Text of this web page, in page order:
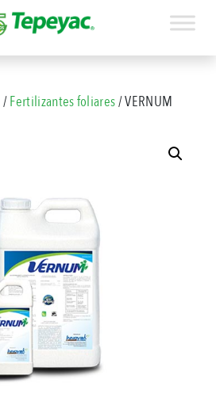
/Fertilizantes foliares/ VERNUM